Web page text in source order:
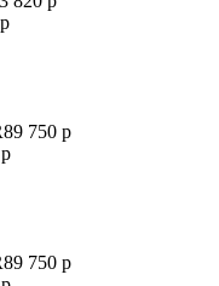
р
89 750 р
р
89 750 р